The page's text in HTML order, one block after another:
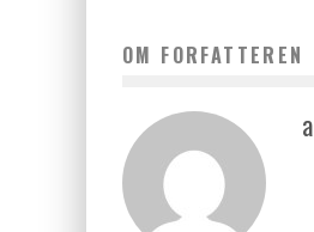
OM FORFATTEREN